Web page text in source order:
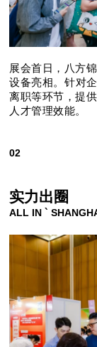
展会首日，八方
设备亮相。 针对
离职等环节，提
人才管理效能。
02
实力出圈
ALL IN `